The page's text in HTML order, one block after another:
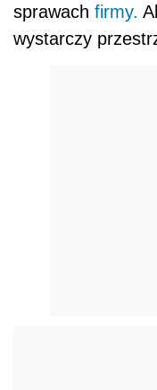
sprawach firmy.
wystarczy